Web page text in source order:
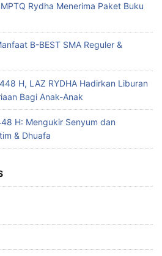
Rydha Menerima Paket Buku
B-BEST SMA Reguler &
H, LAZ RYDHA Hadirkan Liburan
Bagi Anak-Anak
H: Mengukir Senyum dan
& Dhuafa